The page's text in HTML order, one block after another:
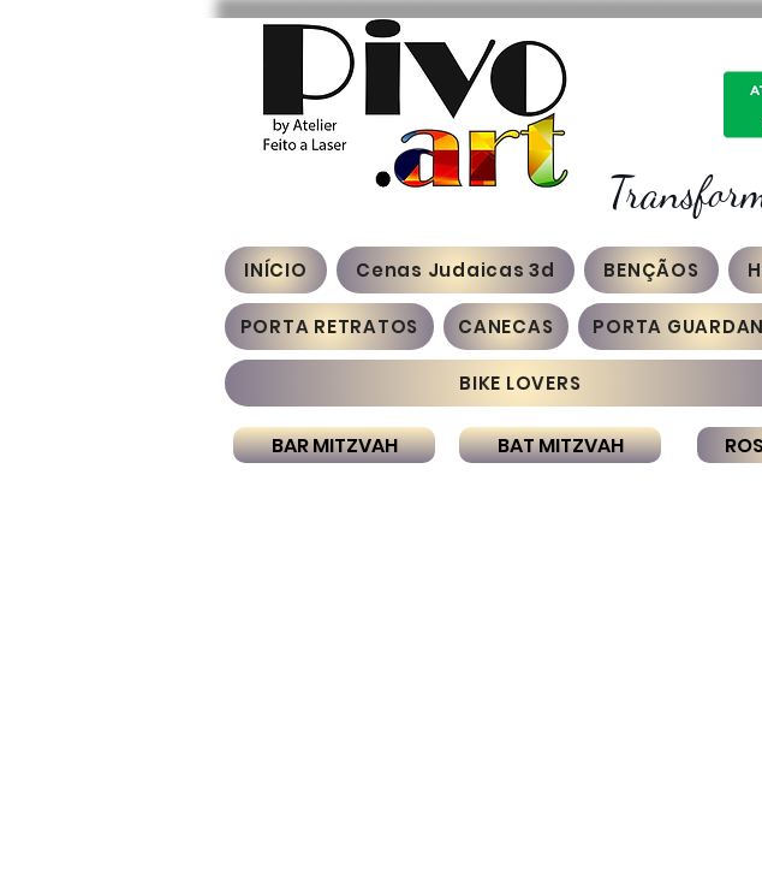
INÍCIO Cenas Judaicas 3d BENÇÃOS
PORTA RETRATOS CANECAS PORTA
BIKE LOVERS
BAR MITZVAH BAT MITZVAH